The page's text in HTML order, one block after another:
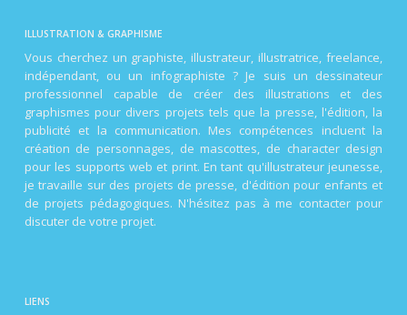
ILLUSTRATION & GRAPHISME
Vous cherchez un graphiste, illustrateur, illustratrice, freelance,
indépendant, ou un infographiste ? Je suis un dessinateur
professionnel capable de créer des illustrations et des
graphismes pour divers projets tels que la presse, l'édition, la
publicité et la communication. Mes compétences incluent la
création de personnages, de mascottes, de character design
pour les supports web et print. En tant qu'illustrateur jeunesse,
je travaille sur des projets de presse, d'édition pour enfants et
de projets pédagogiques. N'hésitez pas à me contacter pour
discuter de votre projet.
LIENS